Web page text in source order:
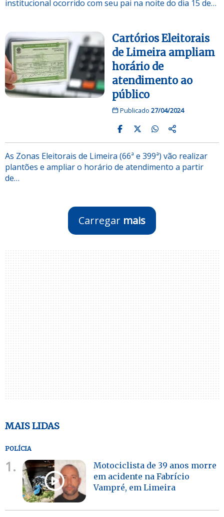
institucional ocorrido com seu pai na noite do dia 15 de…
Cartórios Eleitorais
de Limeira ampliam
horário de
atendimento ao
público
Publicado 27/04/2024
As Zonas Eleitorais de Limeira (66ª e 399ª) vão realizar
plantões e ampliar o horário de atendimento a partir
de…
Carregar mais
MAIS LIDAS
POLÍCIA
1.
Motociclista de 39 anos morre
em acidente na Fabrício
Vampré, em Limeira